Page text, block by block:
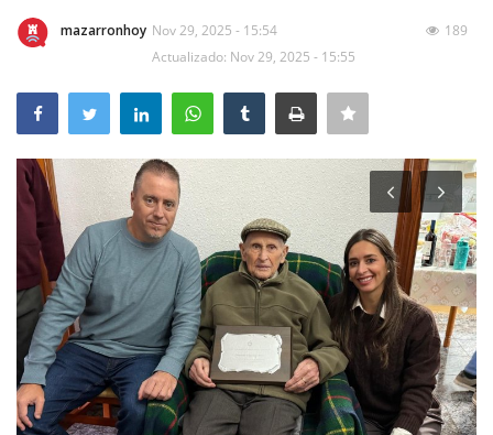
Mazarrón Hoy
Reportajes
Empresas
Mapa de Mazarrón
Vídeos
Galerías
Contacto
mazarronhoy Nov 29, 2025 - 15:54
Actualizado: Nov 29, 2025 - 15:55
189